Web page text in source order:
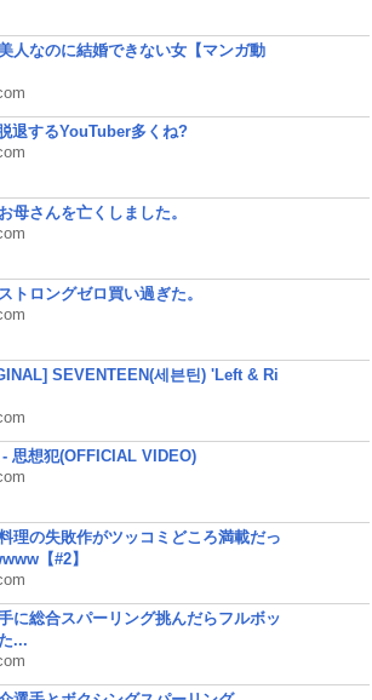
美人なのに結婚できない女【マンガ動
退するYouTuber多くね?
母さんを亡くしました。
トロングゼロ買い過ぎた。
SEVENTEEN(세븐틴) 'Left & Ri
- 思想犯(OFFICIAL VIDEO)
料理の失敗作がツッコミどころ満載だっ
【#2】
に総合スパーリング挑んだらフルボッ
...